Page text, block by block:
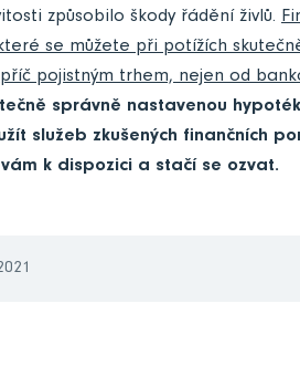
způsobilo škody řádění živlů.
se můžete při potížích
pojistným trhem, nejen od
správně nastavenou
služeb zkušených finančních
k dispozici a stačí se ozvat.